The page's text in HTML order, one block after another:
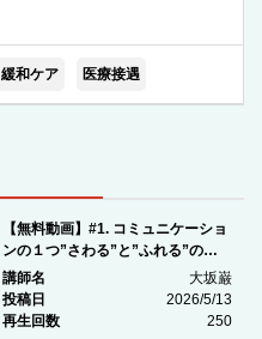
緩和ケア 医療接遇
【無料動画】#1. コミュニケーショ
ンの１つ”さわる”と”ふれる”の違
い
講師名
大坂巌
投稿日
2026/5/13
再生回数
250